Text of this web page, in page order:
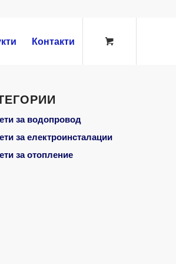
Контакти
за водопровод
за електроинсталации
за отопление